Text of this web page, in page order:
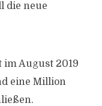
die neue
im August 2019
eine Million